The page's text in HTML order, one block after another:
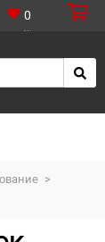
0
>